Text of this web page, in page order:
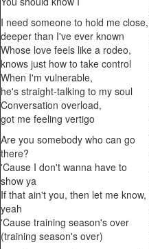
I need someone to hold me close,
deeper than I've ever known
Whose love feels like a rodeo,
knows just how to take control
When I'm vulnerable,
he's straight-talking to my soul
Conversation overload,
got me feeling vertigo
Are you somebody who can go
there?
'Cause I don't wanna have to
show ya
If that ain't you, then let me know,
yeah
'Cause training season's over
(training season's over)